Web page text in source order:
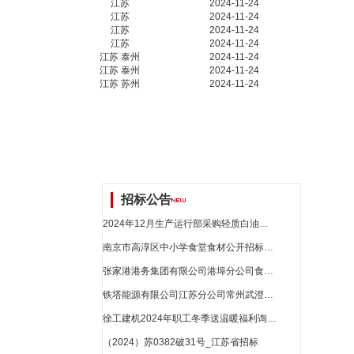
江苏
2024-11-24
江苏
2024-11-24
江苏
2024-11-24
江苏
2024-11-24
江苏 泰州
2024-11-24
江苏 泰州
2024-11-24
江苏 苏州
2024-11-24
招标公告
2024年12月生产运行部采购轻质白油（二次报价）_江苏省招标
南京市高淳区中小学食堂食材公开招标公告_江苏省招标
张家港港务集团有限公司港埠分公司食堂猪肉供应_江苏省招标
铁塔能源有限公司江苏分公司常州武澄科技产业园储能集成型项目（第二次）比选公告_江苏省招标
徐工建机2024年职工冬季送温暖福利询比价_江苏省招标
（2024）苏0382破31号_江苏省招标